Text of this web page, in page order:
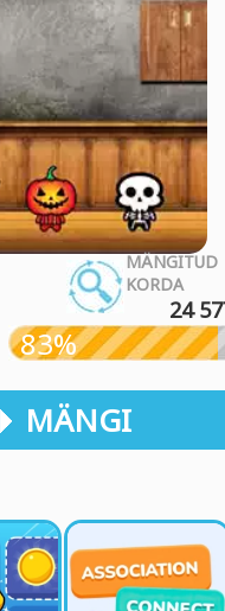
MÄNGITUD
KORDA
24
83%
MÄNGI